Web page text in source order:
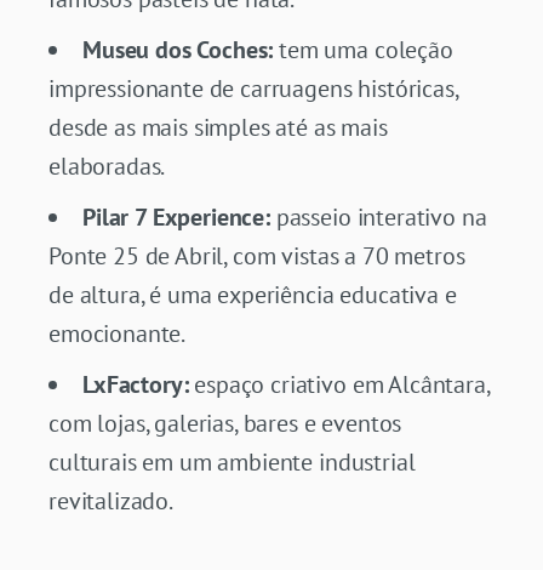
Museu dos Coches:tem uma coleção
impressionante de carruagens históricas,
desde as mais simples até as mais
elaboradas.
Pilar 7 Experience: passeio interativo na
Ponte 25 de Abril, com vistas a 70 metros
de altura, é uma experiência educativa e
emocionante.
LxFactory:espaço criativo em Alcântara,
com lojas, galerias, bares e eventos
culturais em um ambiente industrial
revitalizado.